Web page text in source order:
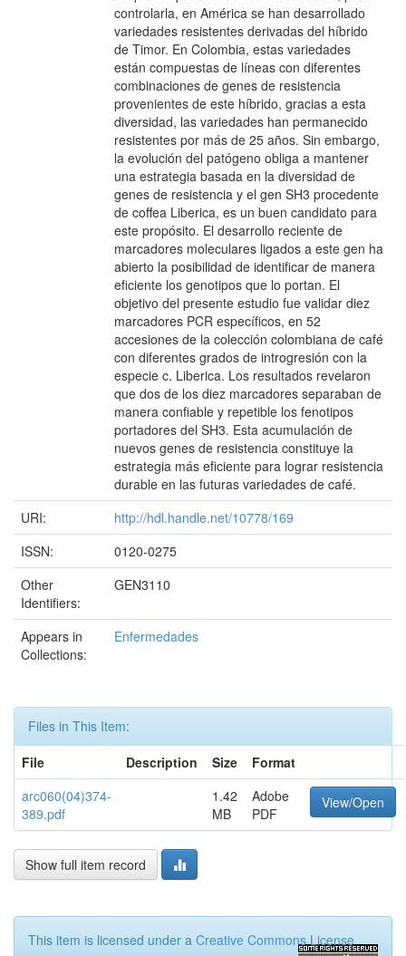
controlarla, en América se han desarrollado
variedades resistentes derivadas del híbrido
de Timor. En Colombia, estas variedades
están compuestas de líneas con diferentes
combinaciones de genes de resistencia
provenientes de este híbrido, gracias a esta
diversidad, las variedades han permanecido
resistentes por más de 25 años. Sin embargo,
la evolución del patógeno obliga a mantener
una estrategia basada en la diversidad de
genes de resistencia y el gen SH3 procedente
de coffea Liberica, es un buen candidato para
este propósito. El desarrollo reciente de
marcadores moleculares ligados a este gen ha
abierto la posibilidad de identificar de manera
eficiente los genotipos que lo portan. El
objetivo del presente estudio fue validar diez
marcadores PCR específicos, en 52
accesiones de la colección colombiana de café
con diferentes grados de introgresión con la
especie c. Liberica. Los resultados revelaron
que dos de los diez marcadores separaban de
manera confiable y repetible los fenotipos
portadores del SH3. Esta acumulación de
nuevos genes de resistencia constituye la
estrategia más eficiente para lograr resistencia
durable en las futuras variedades de café.
URI:
http://hdl.handle.net/10778/169
ISSN:
0120-0275
Other
Identifiers:
GEN3110
Appears in
Collections:
Enfermedades
Files in This Item:
File
Description Size
Format
arc060(04)374-
389.pdf
1.42
MB
Adobe
PDF
View/Open
Show full item record
This item is licensed under a Creative Commons License